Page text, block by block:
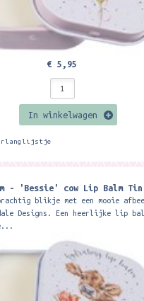
€ 5,95
In winkelwagen
- 'Bessie' cow Lip Balm Tin
blikje met een mooie
Designs. Een heerlijke lip